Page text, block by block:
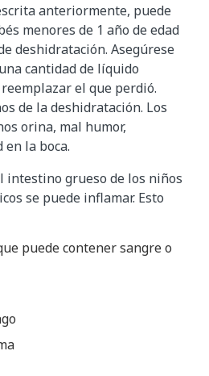
anteriormente, puede
menores de 1 año de edad
deshidratación. Asegúrese
cantidad de líquido
el que perdió.
de la deshidratación. Los
orina, mal humor,
en la boca.
intestino grueso de los niños
se puede inflamar. Esto
puede contener sangre o